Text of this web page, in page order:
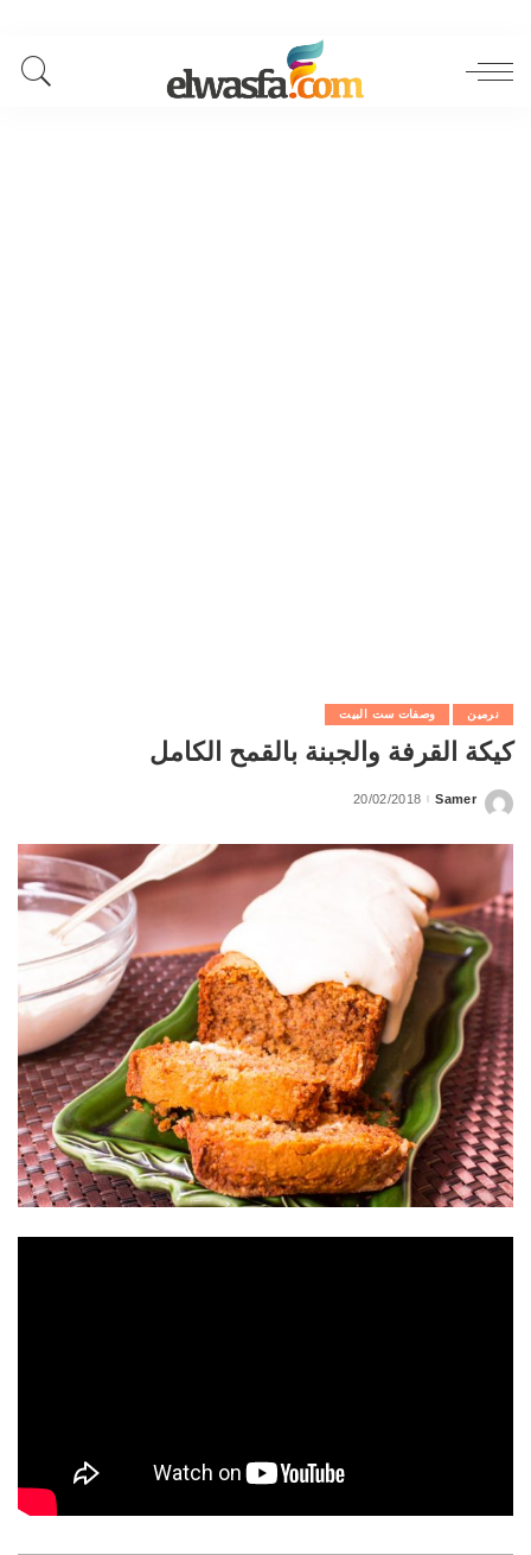
نرمين وصفات ست البيت
كيكة القرفة والجبنة بالقمح الكامل
Posted
Samer
20/02/2018